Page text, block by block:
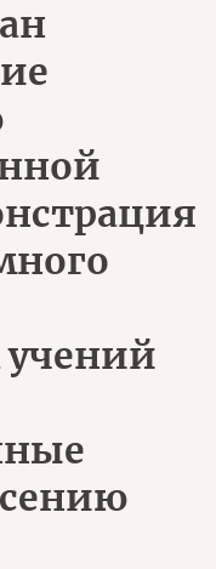
учений